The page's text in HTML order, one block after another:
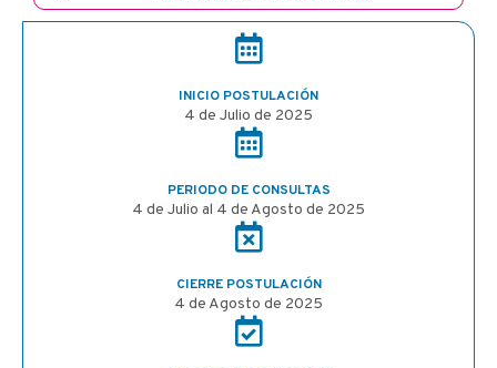
INICIO POSTULACIÓN
4 de Julio de 2025
PERIODO DE CONSULTAS
4 de Julio al 4 de Agosto de 2025
CIERRE POSTULACIÓN
4 de Agosto de 2025